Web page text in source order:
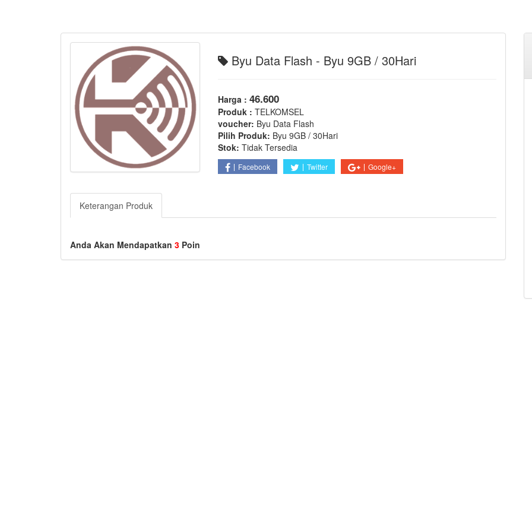
Byu Data Flash - Byu 9GB / 30Hari
Harga :46.600
Produk : TELKOMSEL
voucher: Byu Data Flash
Pilih Produk: Byu 9GB / 30Hari
Stok: Tidak Tersedia
Facebook Twitter Google+
Keterangan Produk
Anda Akan Mendapatkan 3 Poin